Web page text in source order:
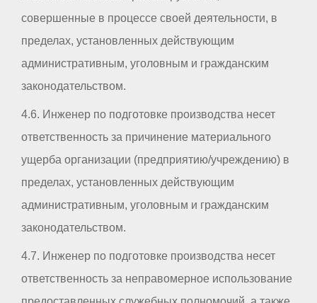
совершенные в процессе своей деятельности, в
пределах, установленных действующим
административным, уголовным и гражданским
законодательством.
4.6. Инженер по подготовке производства несет
ответственность за причинение материального
ущерба организации (предприятию/учреждению) в
пределах, установленных действующим
административным, уголовным и гражданским
законодательством.
4.7. Инженер по подготовке производства несет
ответственность за неправомерное использование